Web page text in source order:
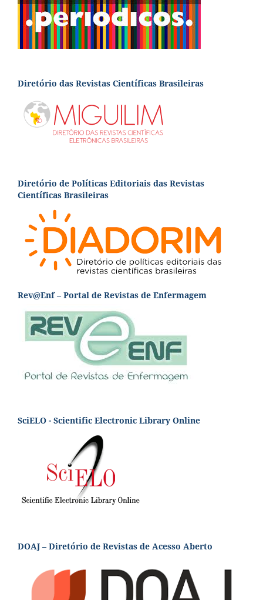
Diretório das Revistas Científicas Brasileiras
Diretório de Políticas Editoriais das Revistas
Científicas Brasileiras
Rev@Enf – Portal de Revistas de Enfermagem
SciELO - Scientific Electronic Library Online
DOAJ – Diretório de Revistas de Acesso Aberto